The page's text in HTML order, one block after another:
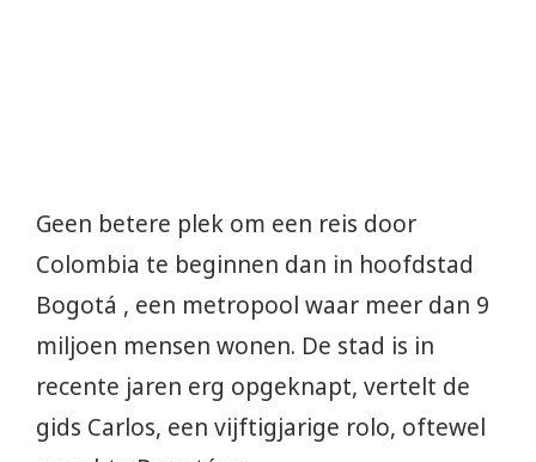
Geen betere plek om een reis door
Colombia te beginnen dan in hoofdstad
Bogotá , een metropool waar meer dan 9
miljoen mensen wonen. De stad is in
recente jaren erg opgeknapt, vertelt de
gids Carlos, een vijftigjarige rolo, oftewel